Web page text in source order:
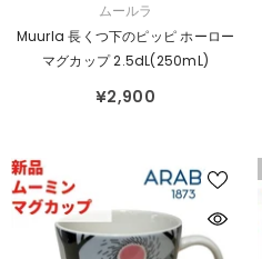
売
ムールラ
Muurla 長くつ下のピッピ ホーロー
マグカップ 2.5dL(250mL)
¥2,900